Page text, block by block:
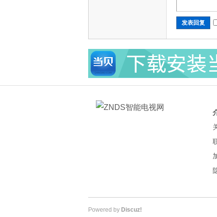
发表回复
Powered by Discuz!